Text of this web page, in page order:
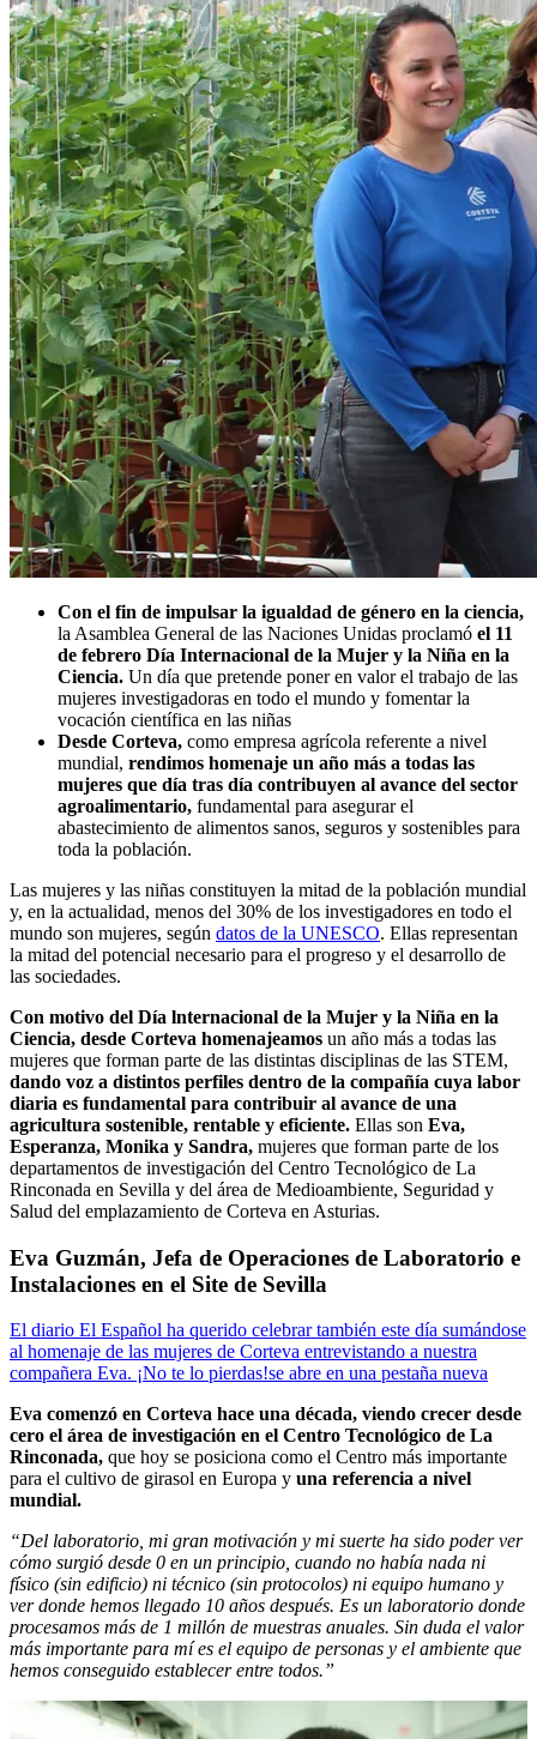
Con el fin de impulsar la igualdad de género en la ciencia,
la Asamblea General de las Naciones Unidas proclamó el 11
de febrero Día Internacional de la Mujer y la Niña en la
Ciencia. Un día que pretende poner en valor el trabajo de las
mujeres investigadoras en todo el mundo y fomentar la
vocación científica en las niñas
Desde Corteva, como empresa agrícola referente a nivel
mundial, rendimos homenaje un año más a todas las
mujeres que día tras día contribuyen al avance del sector
agroalimentario, fundamental para asegurar el
abastecimiento de alimentos sanos, seguros y sostenibles para
toda la población.
Las mujeres y las niñas constituyen la mitad de la población mundial
y, en la actualidad, menos del 30% de los investigadores en todo el
mundo son mujeres, según datos de la UNESCO. Ellas representan
la mitad del potencial necesario para el progreso y el desarrollo de
las sociedades.
Con motivo del Día lnternacional de la Mujer y la Niña en la
Ciencia, desde Corteva homenajeamos un año más a todas las
mujeres que forman parte de las distintas disciplinas de las STEM,
dando voz a distintos perfiles dentro de la compañía cuya labor
diaria es fundamental para contribuir al avance de una
agricultura sostenible, rentable y eficiente. Ellas son Eva,
Esperanza, Monika y Sandra, mujeres que forman parte de los
departamentos de investigación del Centro Tecnológico de La
Rinconada en Sevilla y del área de Medioambiente, Seguridad y
Salud del emplazamiento de Corteva en Asturias.
Eva Guzmán, Jefa de Operaciones de Laboratorio e
Instalaciones en el Site de Sevilla
El diario El Español ha querido celebrar también este día sumándose
al homenaje de las mujeres de Corteva entrevistando a nuestra
compañera Eva. ¡No te lo pierdas!se abre en una pestaña nueva
Eva comenzó en Corteva hace una década, viendo crecer desde
cero el área de investigación en el Centro Tecnológico de La
Rinconada, que hoy se posiciona como el Centro más importante
para el cultivo de girasol en Europa y una referencia a nivel
mundial.
“Del laboratorio, mi gran motivación y mi suerte ha sido poder ver
cómo surgió desde 0 en un principio, cuando no había nada ni
físico (sin edificio) ni técnico (sin protocolos) ni equipo humano y
ver donde hemos llegado 10 años después. Es un laboratorio donde
procesamos más de 1 millón de muestras anuales. Sin duda el valor
más importante para mí es el equipo de personas y el ambiente que
hemos conseguido establecer entre todos.”